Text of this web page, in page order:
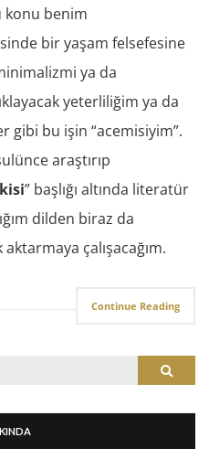
konu benim
bir yaşam felsefesine
ya da
yeterliliğim ya da
gibi bu işin “acemisiyim”.
araştırıp
” başlığı altında literatür
dilden biraz da
çalışacağım.
Continue Reading
Search